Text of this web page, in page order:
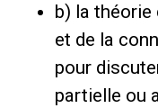
b) la théorie
et de la
pour
partielle ou